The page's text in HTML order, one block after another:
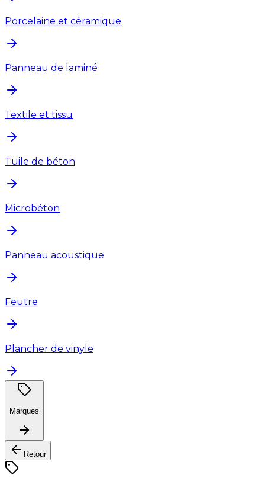
Porcelaine et céramique
Panneau de laminé
Textile et tissu
Tuile de béton
Microbéton
Panneau acoustique
Feutre
Plancher de vinyle
Marques
Retour